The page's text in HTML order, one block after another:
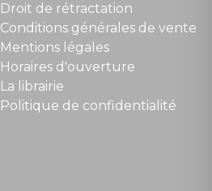
Droit de rétractation
Conditions générales de vente
Mentions légales
Horaires d'ouverture
La librairie
Politique de confidentialité